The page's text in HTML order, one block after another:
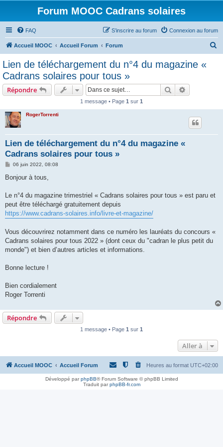
Forum MOOC Cadrans solaires
FAQ Connexion au forum
S’inscrire au forum
Accueil MOOC Accueil Forum Forum
Lien de téléchargement du n°4 du magazine «
Cadrans solaires pour tous »
Répondre Rechercher
1 message • Page 1 sur 1
RogerTorrenti
Lien de téléchargement du n°4 du magazine «
Cadrans solaires pour tous »
M
s
g
06 juin 2022, 08:08
Bonjour à tous,
Le n°4 du magazine trimestriel « Cadrans solaires pour tous » est paru et
peut être téléchargé gratuitement depuis
https://www.cadrans-solaires.info/livre-et-magazine/
Vous découvrirez notamment dans ce numéro les lauréats du concours «
Cadrans solaires pour tous 2022 » (dont ceux du "cadran le plus petit du
monde") et bien d’autres articles et informations.
Bonne lecture !
Bien cordialement
Roger Torrenti
Répondre
1 message • Page 1 sur 1
Aller à
Accueil MOOC Accueil Forum Heures au format UTC+02:00
Développé parphpBB® Forum Software © phpBB Limited
Traduit parphpBB-fr.com